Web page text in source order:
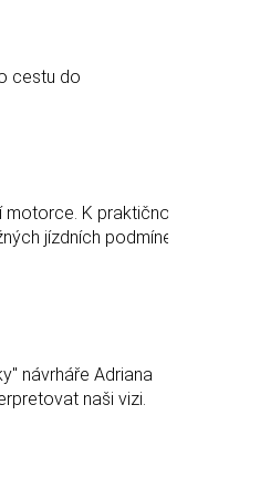
cestu do
K praktičnosti
jízdních podmínek
návrháře Adriana
naši vizi.